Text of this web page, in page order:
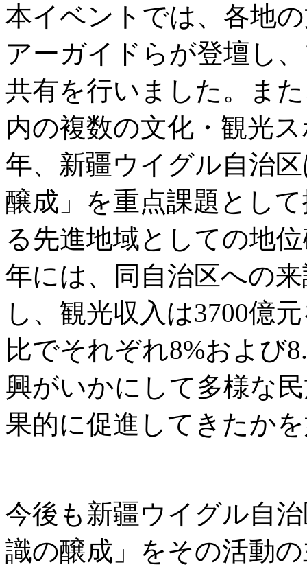
本イベントでは、各地
アーガイドらが登壇し
共有を行いました。ま
内の複数の文化・観光
年、新疆ウイグル自治
醸成」を重点課題とし
る先進地域としての地
年には、同自治区への
し、観光収入は3700億
比でそれぞれ8%および
興がいかにして多様な
果的に促進してきたか
今後も新疆ウイグル自
識の醸成」をその活動